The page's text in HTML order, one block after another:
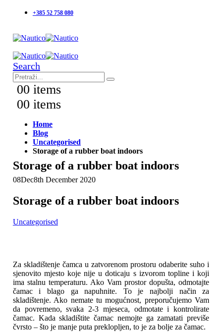
+385 52 758 080
Search
00 items
00 items
Home
Blog
Uncategorised
Storage of a rubber boat indoors
Storage of a rubber boat indoors
08Dec8th December 2020
Storage of a rubber boat indoors
Uncategorised
Za skladištenje čamca u zatvorenom prostoru odaberite suho i
sjenovito mjesto koje nije u doticaju s izvorom topline i koji
ima stalnu temperaturu. Ako Vam prostor dopušta, odmotajte
čamac i blago ga napuhnite. To je najbolji način za
skladištenje. Ako nemate tu mogućnost, preporučujemo Vam
da povremeno, svaka 2-3 mjeseca, odmotate i kontrolirate
čamac. Kada skladištite čamac nemojte ga zamatati previše
čvrsto – što je manje puta preklopljen, to je za bolje za čamac.